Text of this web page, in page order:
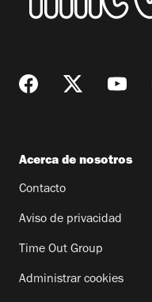
Acerca de nosotros
Contacto
Aviso de privacidad
Time Out Group
Administrar cookies